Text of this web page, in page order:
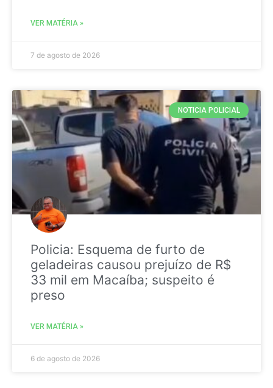
VER MATÉRIA »
7 de agosto de 2026
NOTICIA POLICIAL
Policia: Esquema de furto de
geladeiras causou prejuízo de R$
33 mil em Macaíba; suspeito é
preso
VER MATÉRIA »
6 de agosto de 2026